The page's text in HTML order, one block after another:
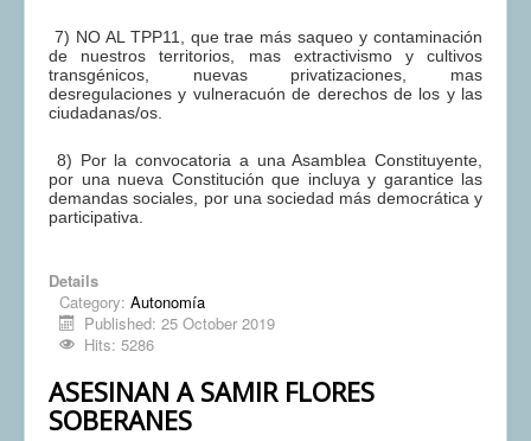
7) NO AL TPP11, que trae más saqueo y contaminación
de nuestros territorios, mas extractivismo y cultivos
transgénicos, nuevas privatizaciones, mas
desregulaciones y vulneracuón de derechos de los y las
ciudadanas/os.
8) Por la convocatoria a una Asamblea Constituyente,
por una nueva Constitución que incluya y garantice las
demandas sociales, por una sociedad más democrática y
participativa.
Details
Category: Autonomía
Published: 25 October 2019
Hits: 5286
ASESINAN A SAMIR FLORES
SOBERANES